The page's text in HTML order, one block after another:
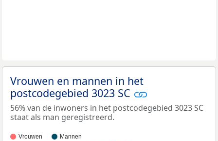
Vrouwen en mannen in het
postcodegebied 3023 SC
56% van de inwoners in het postcodegebied 3023 SC
staat als man geregistreerd.
Vrouwen Mannen